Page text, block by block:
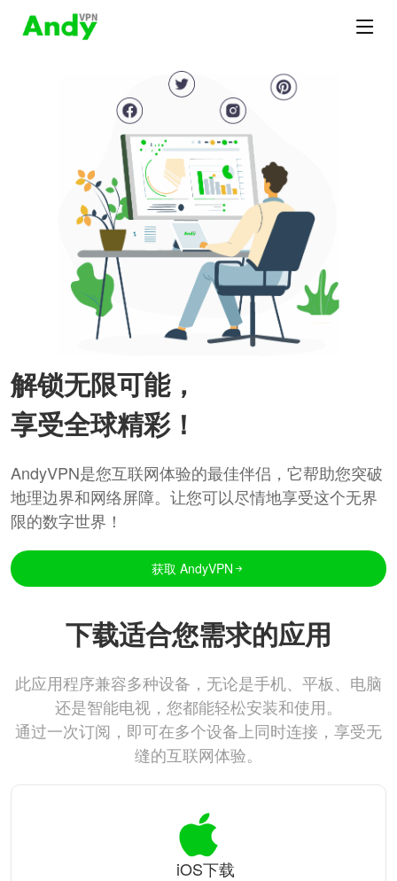
解锁无限可能，
享受全球精彩！
AndyVPN是您互联网体验的最佳伴侣，它帮助您突破
地理边界和网络屏障。让您可以尽情地享受这个无界
限的数字世界！
获取 AndyVPN
下载适合您需求的应用
此应用程序兼容多种设备，无论是手机、平板、电脑
还是智能电视，您都能轻松安装和使用。
通过一次订阅，即可在多个设备上同时连接，享受无
缝的互联网体验。
iOS下载